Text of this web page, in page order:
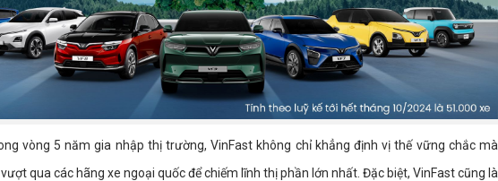
vòng 5 năm gia nhập thị trường, VinFast không chỉ khẳng định vị thế vững chắc mà
qua các hãng xe ngoại quốc để chiếm lĩnh thị phần lớn nhất. Đặc biệt, VinFast cũng là